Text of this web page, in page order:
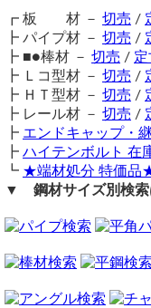
商品購入は自動計算
試算結果を確認後、
とお進みください。
ご注文メール返信に
自動計算フォームで
う品の場合は、メー
お問い合わせくださ
ホワイト管の加工
ご多用中とは存じますが
鉄・亜鉛メッキ丸形鋼管
Φ27.2ｍｍ，ｔ1.9ｍｍ×
2.圧接部と非圧接部の中
3.圧接部と非圧接円形部
誠に申し訳ないのですが
┏ 板 材 － 切売 /
┣ パイプ材 － 切売 /
┣ ■●棒材 － 切売 /
┣ Ｌコ型材 － 切売 /
┣ ＨＴ型材 － 切売 /
┣ レール材 － 切売 /
┣ エンドキャップ・
┣ ハイテンボルト 在
┗ ★端材処分 特価品
▼ 鋼材サイズ別検索